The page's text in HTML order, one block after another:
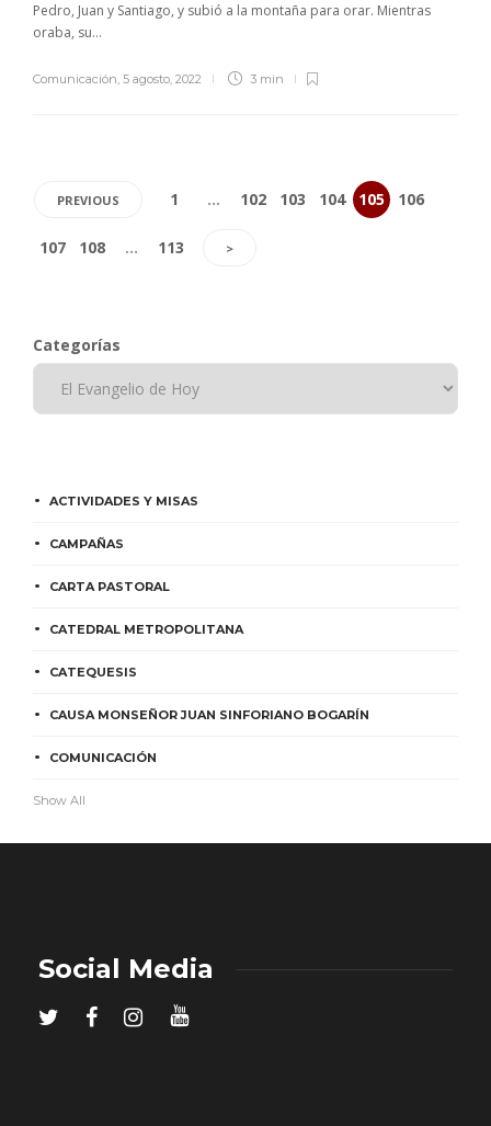
Pedro, Juan y Santiago, y subió a la montaña para orar. Mientras
oraba, su...
Comunicación, 5 agosto, 2022 3 min
PREVIOUS 1 … 102 103 104 105 106
107 108 … 113 >
Categorías
ACTIVIDADES Y MISAS
CAMPAÑAS
CARTA PASTORAL
CATEDRAL METROPOLITANA
CATEQUESIS
CAUSA MONSEÑOR JUAN SINFORIANO BOGARÍN
COMUNICACIÓN
Show All
Social Media